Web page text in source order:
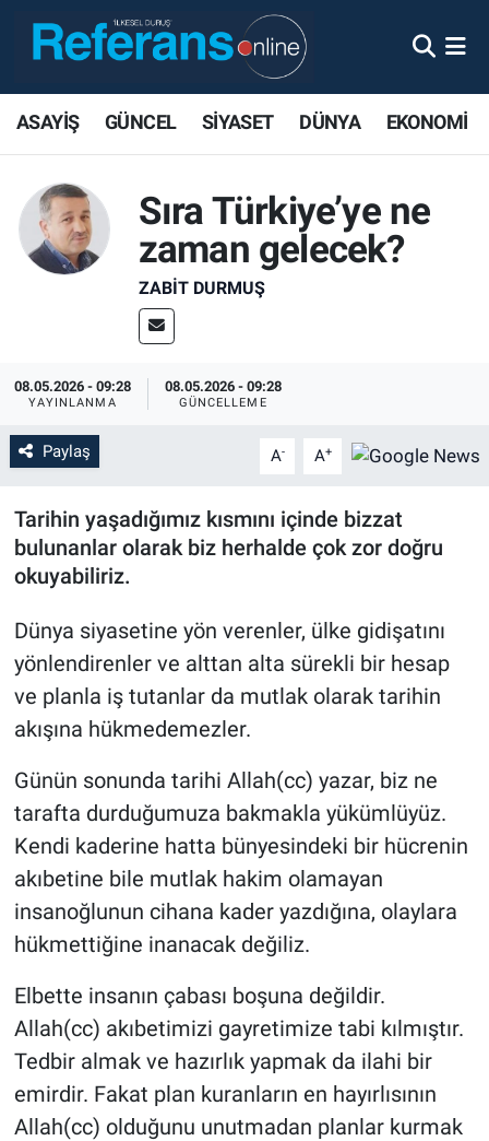
ASAYİŞ GÜNCEL SİYASET DÜNYA EKONOMİ
Sıra Türkiye’ye ne
zaman gelecek?
ZABIT DURMUŞ
08.05.2026 - 09:28
YAYINLANMA
08.05.2026 - 09:28
GÜNCELLEME
Paylaş A- A+
Tarihin yaşadığımız kısmını içinde bizzat
bulunanlar olarak biz herhalde çok zor doğru
okuyabiliriz.
Dünya siyasetine yön verenler, ülke gidişatını
yönlendirenler ve alttan alta sürekli bir hesap
ve planla iş tutanlar da mutlak olarak tarihin
akışına hükmedemezler.
Günün sonunda tarihi Allah(cc) yazar, biz ne
tarafta durduğumuza bakmakla yükümlüyüz.
Kendi kaderine hatta bünyesindeki bir hücrenin
akıbetine bile mutlak hakim olamayan
insanoğlunun cihana kader yazdığına, olaylara
hükmettiğine inanacak değiliz.
Elbette insanın çabası boşuna değildir.
Allah(cc) akıbetimizi gayretimize tabi kılmıştır.
Tedbir almak ve hazırlık yapmak da ilahi bir
emirdir. Fakat plan kuranların en hayırlısının
Allah(cc) olduğunu unutmadan planlar kurmak